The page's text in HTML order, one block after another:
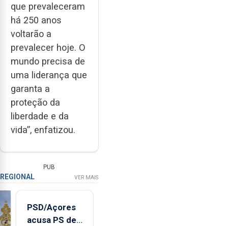
que prevaleceram
há 250 anos
voltarão a
prevalecer hoje. O
mundo precisa de
uma liderança que
garanta a
proteção da
liberdade e da
vida”, enfatizou.
PUB
REGIONAL VER MAIS
PSD/Açores
acusa PS de